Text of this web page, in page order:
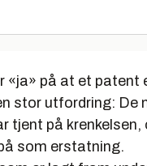
«ja» på at et patent
stor utfordring: De
tjent på krenkelsen,
som erstatning.